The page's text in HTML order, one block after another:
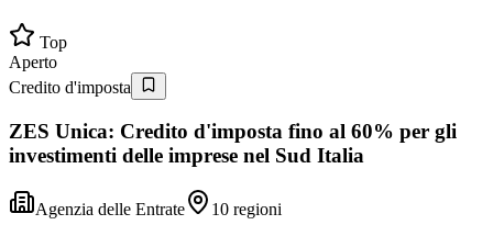
Top
Aperto
Credito d'imposta
ZES Unica: Credito d'imposta fino al 60% per gli
investimenti delle imprese nel Sud Italia
Agenzia delle Entrate
10 regioni